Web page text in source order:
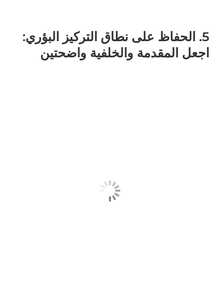
5. الحفاظ على نطاق التركيز البؤري:
اجعل المقدمة والخلفية واضحتين